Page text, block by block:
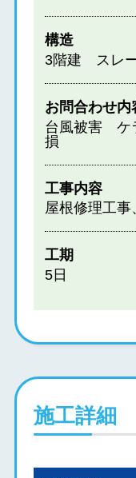
構造
3階建 スレ
お問合わせ内
台風被害 ケ
損
工事内容
屋根修理工事
工期
5日
施工詳細